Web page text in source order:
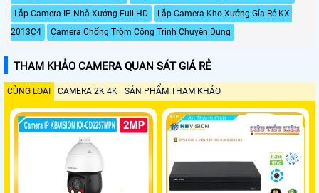
Lắp Camera IP Nhà Xưởng Full HD
Lắp Camera Kho Xưởng Gía Rẻ KX-
2013C4
Camera Chống Trộm Công Trình Chuyên Dụng
THAM KHẢO CAMERA QUAN SÁT GIÁ RẺ
CÙNG LOẠI CAMERA 2K 4K SẢN PHẨM THAM KHẢO